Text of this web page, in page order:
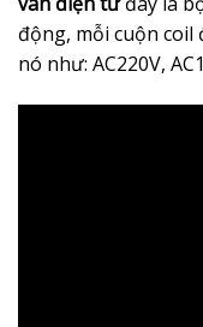
động, mỗi cuộn coil
nó như: AC220V,